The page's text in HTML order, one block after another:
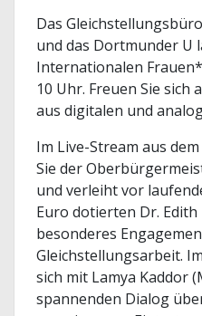
Das
und das Dortmunder U
Internationalen
10 Uhr. Freuen Sie
aus digitalen und
Im Live-Stream aus
Sie der
und verleiht vor
Euro dotierten Dr.
besonderes
Gleichstellungsarbeit.
sich mit Lamya Kaddor
spannenden Dialog